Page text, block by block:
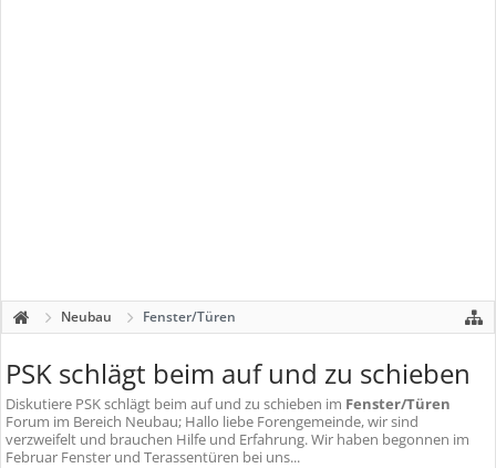
Neubau Fenster/Türen
PSK schlägt beim auf und zu schieben
Diskutiere PSK schlägt beim auf und zu schieben im Fenster/Türen
Forum im Bereich Neubau; Hallo liebe Forengemeinde, wir sind
verzweifelt und brauchen Hilfe und Erfahrung. Wir haben begonnen im
Februar Fenster und Terassentüren bei uns...